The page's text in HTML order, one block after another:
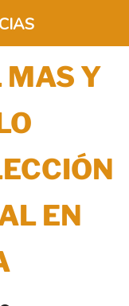
MAS Y
EN